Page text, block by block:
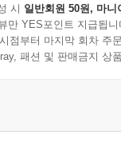
시 일반회원 50원, 마니
만 YES포인트 지급됩니
점부터 마지막 회차 주
패션 및 판매금지 상